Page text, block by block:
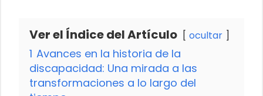
Ver el Índice del Artículo ocultar
1 Avances en la historia de la
discapacidad: Una mirada a las
transformaciones a lo largo del